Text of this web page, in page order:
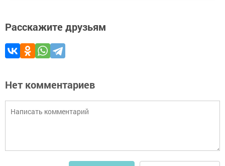
Расскажите друзьям
Нет комментариев